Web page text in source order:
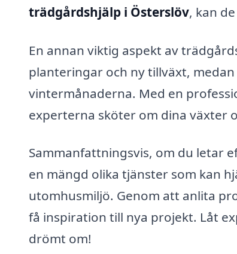
trädgårdshjälp i Österslöv, kan
En annan viktig aspekt av
planteringar och ny tillväxt,
vintermånaderna. Med en
experterna sköter om dina växter
Sammanfattningsvis, om du letar
en mängd olika tjänster som kan
utomhusmiljö. Genom att anlita
få inspiration till nya projekt. Låt
drömt om!